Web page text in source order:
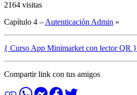
2164 visitas
Capítulo 4 – Autenticación Admin »
{ Curso App Minimarket con lector QR }
Compartir link con tus amigos